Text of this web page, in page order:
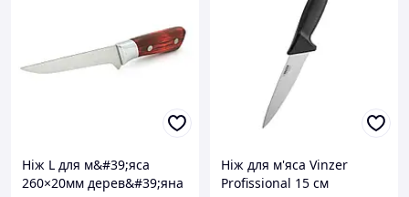
Ніж L для м&#39;яса
260×20мм дерев&#39;яна
Ніж для м'яса Vinzer
Profissional 15 см